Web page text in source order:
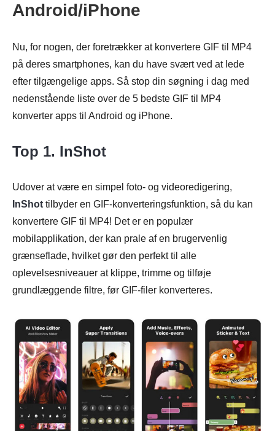
Android/iPhone
Nu, for nogen, der foretrækker at konvertere GIF til MP4
på deres smartphones, kan du have svært ved at lede
efter tilgængelige apps. Så stop din søgning i dag med
nedenstående liste over de 5 bedste GIF til MP4
konverter apps til Android og iPhone.
Top 1. InShot
Udover at være en simpel foto- og videoredigering,
InShot tilbyder en GIF-konverteringsfunktion, så du kan
konvertere GIF til MP4! Det er en populær
mobilapplikation, der kan prale af en brugervenlig
grænseflade, hvilket gør den perfekt til alle
oplevelsesniveauer at klippe, trimme og tilføje
grundlæggende filtre, før GIF-filer konverteres.